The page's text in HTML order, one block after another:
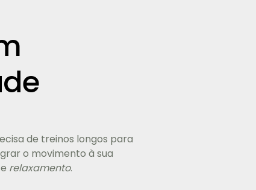
de treinos longos para
o movimento à sua
relaxamento.